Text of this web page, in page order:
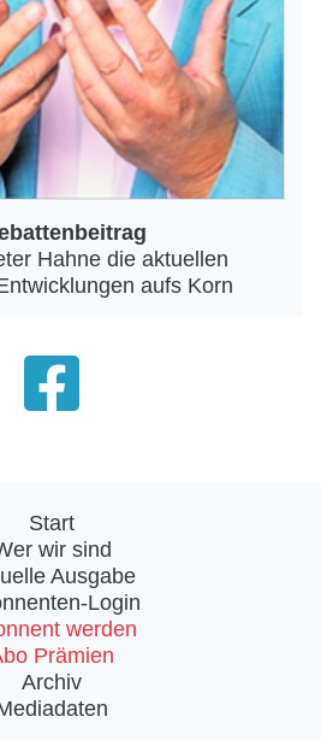
Hahne die aktuellen
aufs Korn
Start
wir sind
Ausgabe
Login
werden
Prämien
Archiv